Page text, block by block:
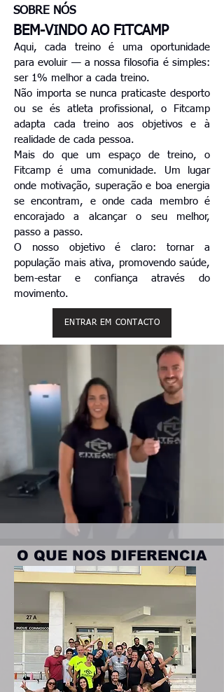
SOBRE NÓS
BEM-VINDO AO FITCAMP
Aqui, cada treino é uma oportunidade
para evoluir — a nossa filosofia é simples:
ser 1% melhor a cada treino.
Não importa se nunca praticaste desporto
ou se és atleta profissional, o Fitcamp
adapta cada treino aos objetivos e à
realidade de cada pessoa.
Mais do que um espaço de treino, o
Fitcamp é uma comunidade. Um lugar
onde motivação, superação e boa energia
se encontram, e onde cada membro é
encorajado a alcançar o seu melhor,
passo a passo.
O nosso objetivo é claro: tornar a
população mais ativa, promovendo saúde,
bem-estar e confiança através do
movimento.
ENTRAR EM CONTACTO
O QUE NOS DIFERENCIA